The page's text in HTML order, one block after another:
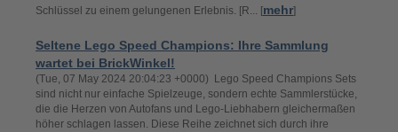
Schlüssel zu einem gelungenen Erlebnis. [R... [mehr]
Seltene Lego Speed Champions: Ihre Sammlung
wartet bei BrickWinkel!
(Tue, 07 May 2024 20:04:23 +0000) Lego Speed Champions Sets
sind nicht nur einfache Spielzeuge, sondern echte Sammlerstücke,
die die Herzen von Autofans und Lego-Liebhabern gleichermaßen
höher schlagen lassen. Diese Reihe zeichnet sich durch ihre